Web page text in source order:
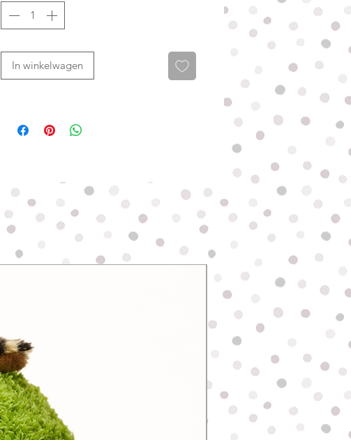
opvallende uitstraling met precies genoeg
flair.
Het model loopt tot over de staartaanzet
en heeft standaard een opening voor een
over het jasje heen gedragen worden.
Geschikt als hondenjasje voor grote
windhonden.
Twijfel je tussen twee maten? Kies dan
liever de grootste maat, zodat je hond
In winkelwagen
Nieuw